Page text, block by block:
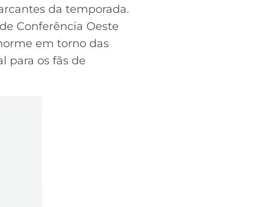
da temporada.
Conferência Oeste
em torno das
para os fãs de